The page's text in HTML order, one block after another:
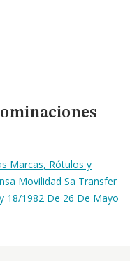
Comerciales
Marcas, Rótulos y
Movilidad Sa Transfer
18/1982 De 26 De Mayo